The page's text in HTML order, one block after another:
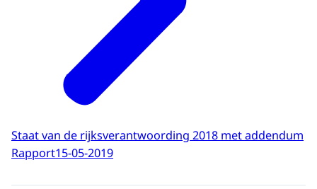
Staat van de rijksverantwoording 2018 met addendum
Rapport15-05-2019